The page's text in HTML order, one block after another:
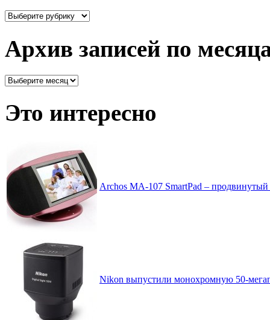
Здесь
Архив записей по
Архив
месяцам
Это интересно
Archos MA-107 SmartPad –
Nikon выпустили монохромную 50-